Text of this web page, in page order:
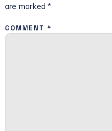
are marked *
COMMENT *